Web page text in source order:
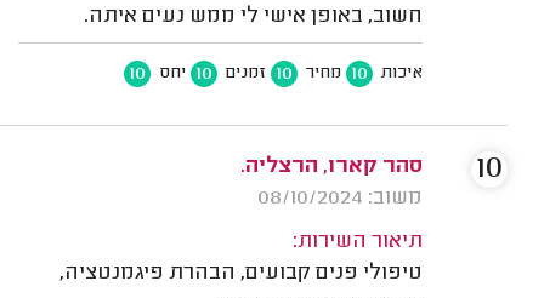
חשוב, באופן אישי לי ממש נעים איתה.
איכות 10 מחיר 10 זמנים 10 יחס 10
סהר קארו, הרצליה.
משוב: 08/10/2024
תיאור השירות:
טיפולי פנים קבועים, הבהרת פיגמנטציה,
10